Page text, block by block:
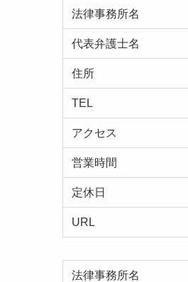
法律事務所名
代表弁護士名
住所
TEL
アクセス
営業時間
定休日
URL
法律事務所名